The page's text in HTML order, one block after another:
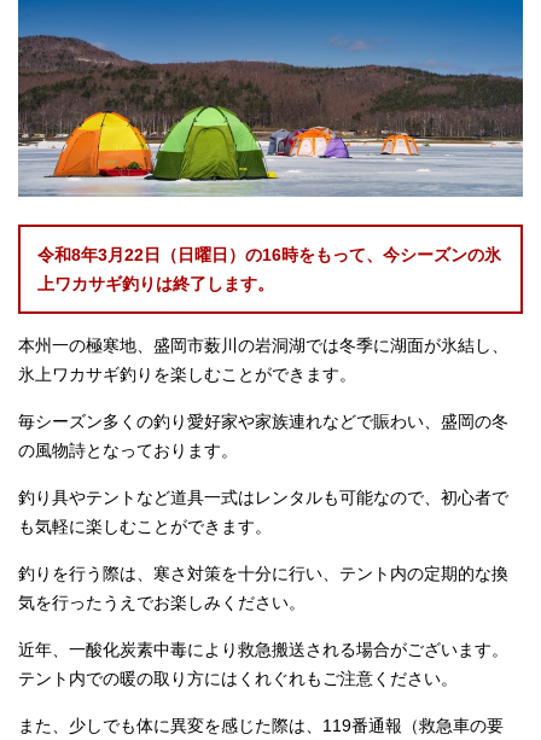
令和8年3月22日（日曜日）の16時をもって、今シーズンの氷
上ワカサギ釣りは終了します。
本州一の極寒地、盛岡市薮川の岩洞湖では冬季に湖面が氷結し、
氷上ワカサギ釣りを楽しむことができます。
毎シーズン多くの釣り愛好家や家族連れなどで賑わい、盛岡の冬
の風物詩となっております。
釣り具やテントなど道具一式はレンタルも可能なので、初心者で
も気軽に楽しむことができます。
釣りを行う際は、寒さ対策を十分に行い、テント内の定期的な換
気を行ったうえでお楽しみください。
近年、一酸化炭素中毒により救急搬送される場合がございます。
テント内での暖の取り方にはくれぐれもご注意ください。
また、少しでも体に異変を感じた際は、119番通報（救急車の要